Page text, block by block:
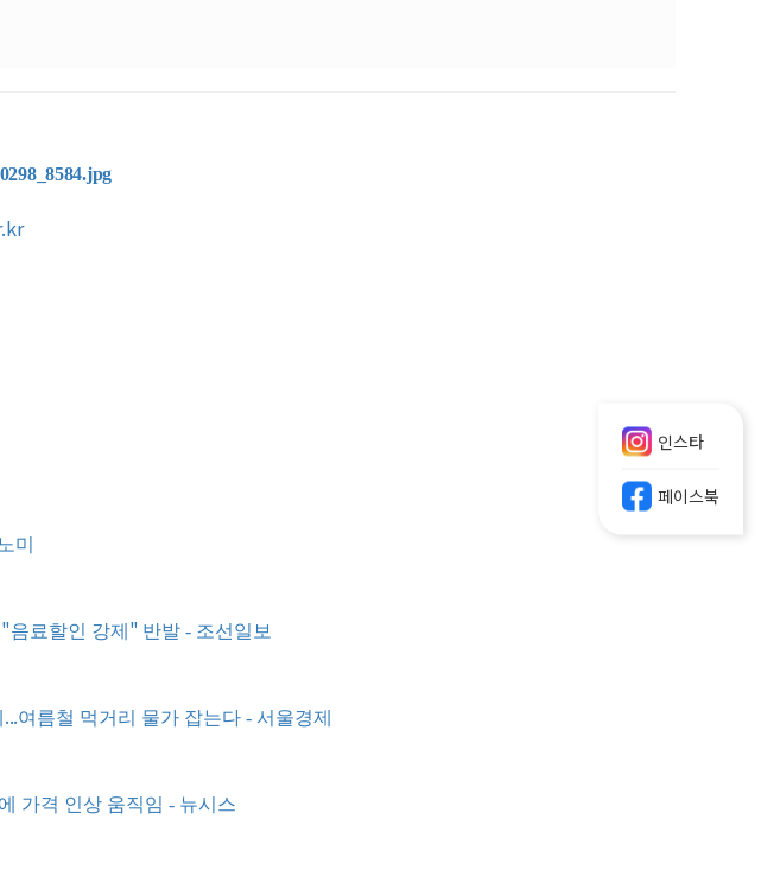
미
"음료할인 강제 " 반발 - 조선일보
...여름철 먹거리 물가 잡는다 - 서울경제
가격 인상 움직임 - 뉴시스
인스타
페이스북